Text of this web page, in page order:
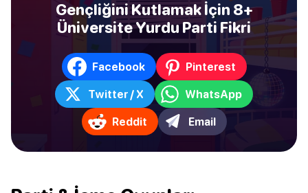
Gençliğini Kutlamak İçin 8+
Üniversite Yurdu Parti Fikri
Facebook Pinterest
Twitter / X WhatsApp
Reddit Email